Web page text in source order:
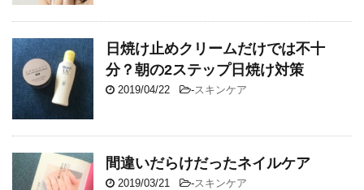
日焼け止めクリームだけでは不十
分？朝の2ステップ日焼け対策
2019/04/22 -スキンケア
間違いだらけだったネイルケア
2019/03/21 -スキンケア